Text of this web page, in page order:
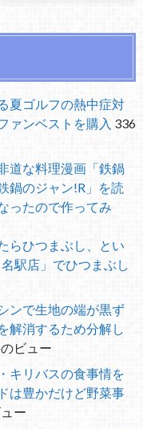
夏ゴルフの熱中症対
ァンベストを購入 336
道な料理漫画「鉄鍋
鍋のジャン!R」を読
ったので作ってみ
らひつまぶし、とい
駅店」でひつまぶし
ンで生地の端が黒ず
解消するため分解し
ビュー
キリバスの食事情を
は豊かだけど野菜事
ー